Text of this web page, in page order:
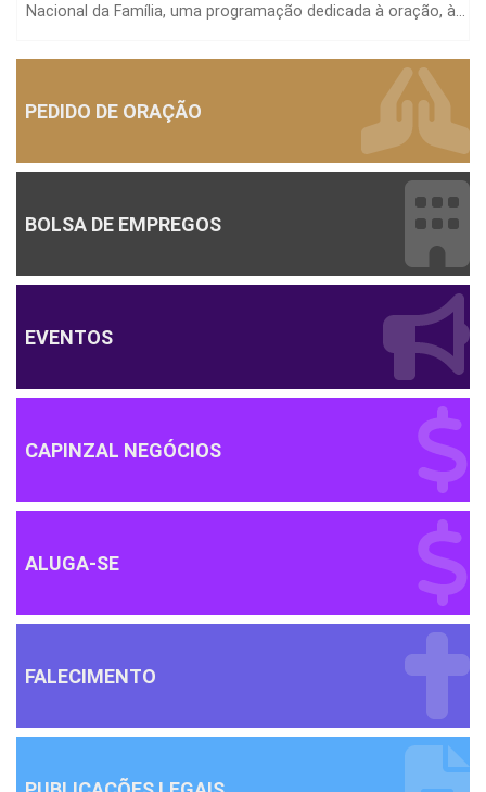
Nacional da Família, uma programação dedicada à oração, à...
PEDIDO DE ORAÇÃO
BOLSA DE EMPREGOS
EVENTOS
CAPINZAL NEGÓCIOS
ALUGA-SE
FALECIMENTO